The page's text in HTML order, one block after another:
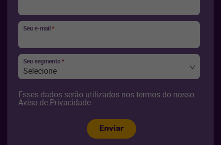
Seu e-mail*
Seu segmento*
Selecione
Esses dados serão utilizados nos termos do nosso
Aviso de Privacidade.
Enviar